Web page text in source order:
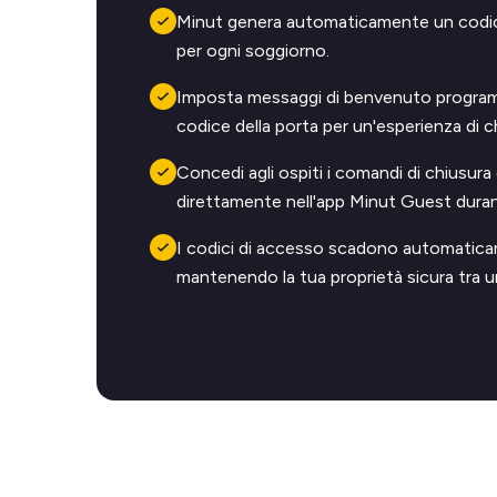
Minut genera automaticamente un
per ogni soggiorno.
Imposta messaggi di benvenuto
codice della porta per un'esperienza di
Concedi agli ospiti i comandi di chiusura
direttamente nell'app Minut Guest
I codici di accesso scadono
mantenendo la tua proprietà sicura tra